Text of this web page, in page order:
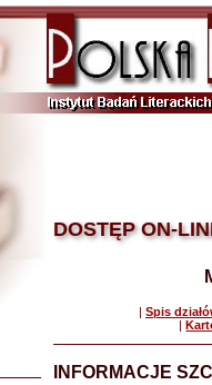
DOSTĘP ON-
| Spis
|
INFORMACJE